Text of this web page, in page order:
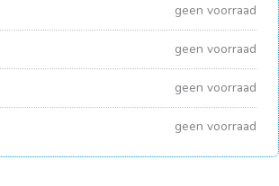
geen voorraad
geen voorraad
geen voorraad
geen voorraad